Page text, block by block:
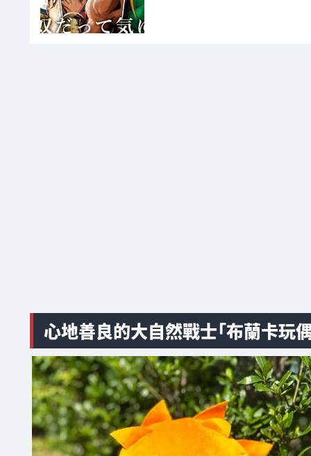
心地善良的大自然戰士「布蘭卡玩偶